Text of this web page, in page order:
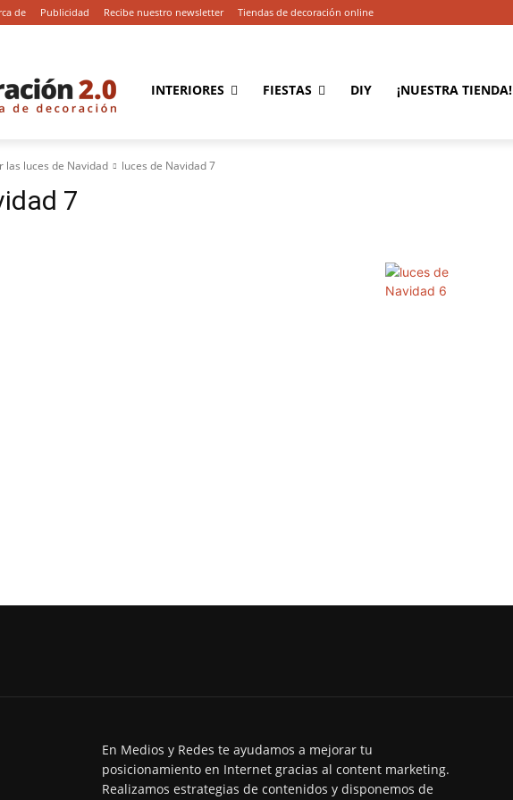
de Publicidad Recibe nuestro newsletter Tiendas de decoración online
INTERIORES FIESTAS DIY ¡NUESTRA TIENDA!
las luces de Navidad luces de Navidad 7
7
En Medios y Redes te ayudamos a mejorar tu
posicionamiento en Internet gracias al content marketing.
Realizamos estrategias de contenidos y disponemos de